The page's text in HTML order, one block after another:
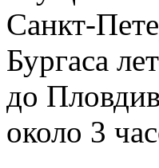
Санкт-
Бургаса
до
около 3